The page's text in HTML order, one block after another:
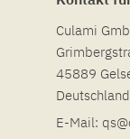
Culami
45889
Deutschland
E-Mail: